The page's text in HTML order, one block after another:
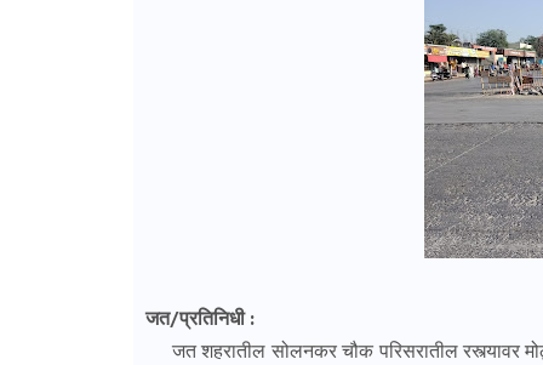
जत/प्रतिनिधी :
जत शहरातील सोलनकर चौक परिसरातील रस्त्यावर